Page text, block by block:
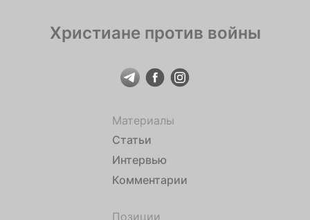
Христиане против войны
Материалы
Статьи
Интервью
Комментарии
Позиции